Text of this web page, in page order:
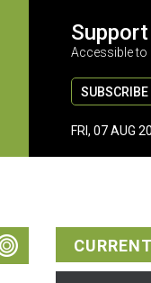
Accessible to
SUBSCRIBE
FRI, 07 AUG